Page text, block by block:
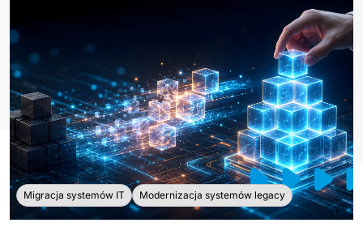
Sztuczna Inteligencja
↳ AI Transformation
↳ AI Consultation
↳ AI Solutions
Migracja Systemów IT
Transport i Turystyka
Start-upy i Scale-upy
Kraje
Migracja systemów IT Modernizacja systemów legacy